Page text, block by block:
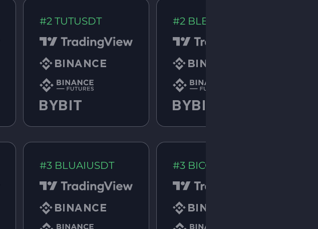
#2 TUTUSDT
#3 BLUAIUSDT
#2 BLESSUSDT
#3 BICOUSDT